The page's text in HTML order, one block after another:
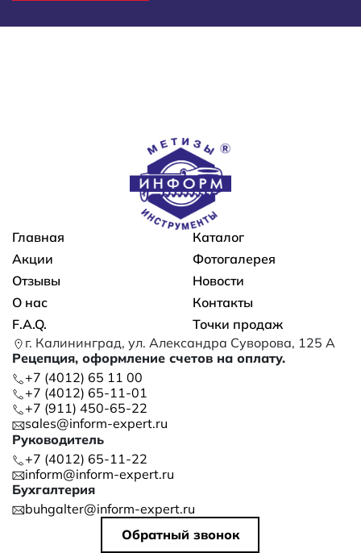
Основная навигация
Главная
Каталог
Акции
Фотогалерея
Отзывы
Новости
О нас
Контакты
F.A.Q.
Точки продаж
г. Калининград, ул. Александра Суворова, 125 А
Рецепция, оформление счетов на оплату.
+7 (4012) 65 11 00
+7 (4012) 65-11-01
+7 (911) 450-65-22
sales@inform-expert.ru
Руководитель
+7 (4012) 65-11-22
inform@inform-expert.ru
Бухгалтерия
buhgalter@inform-expert.ru
Обратный звонок